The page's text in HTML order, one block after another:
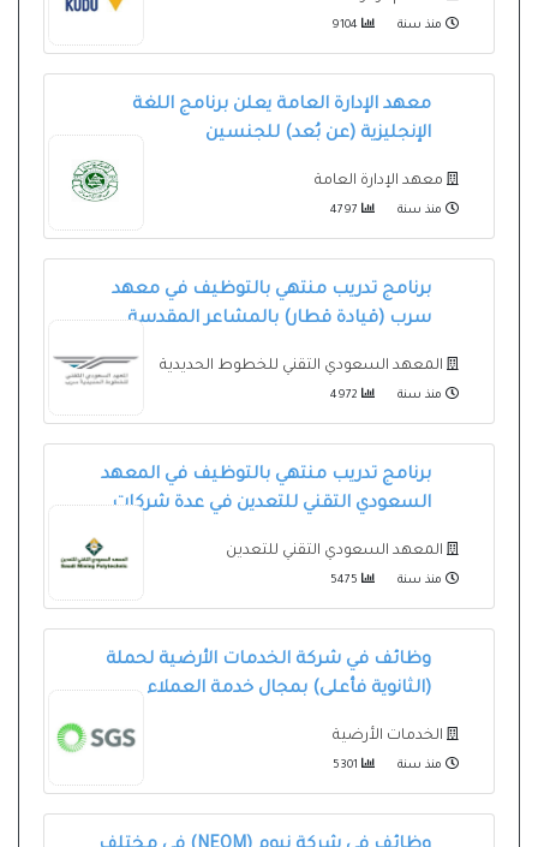
منذ سنة
معهد الإدارة العامة يعلن برنامج اللغة
الإنجليزية (عن بُعد) للجنسين
معهد الإدارة العامة
منذ سنة
برنامج تدريب منتهي بالتوظيف في معهد
سرب (قيادة قطار) بالمشاعر المقدسة
المعهد السعودي التقني للخطوط الحديدية
منذ سنة
برنامج تدريب منتهي بالتوظيف في المعهد
السعودي التقني للتعدين في عدة شركات
المعهد السعودي التقني للتعدين
منذ سنة
وظائف في شركة الخدمات الأرضية لحملة
(الثانوية فأعلى) بمجال خدمة العملاء
الخدمات الأرضية
منذ سنة